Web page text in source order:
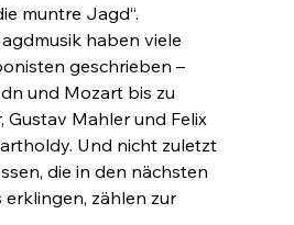
muntre Jagd“.
haben viele
geschrieben –
und Mozart bis zu
Gustav Mahler und Felix
Und nicht zuletzt
die in den nächsten
erklingen, zählen zur